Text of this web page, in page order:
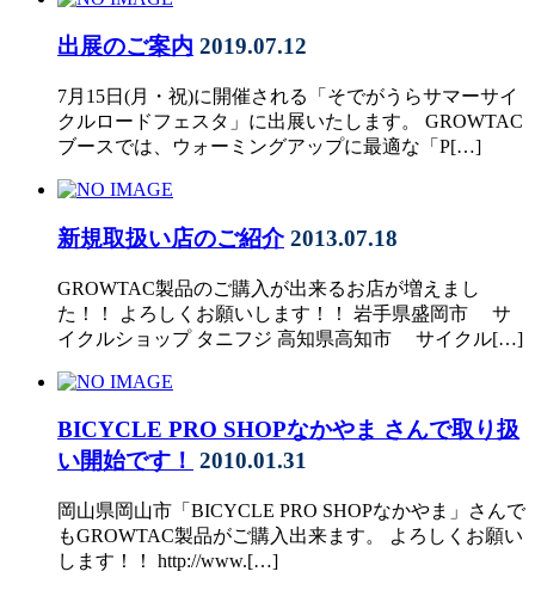
出展のご案内 2019.07.12
7月15日(月・祝)に開催される「そでがうらサマーサイ
クルロードフェスタ」に出展いたします。 GROWTAC
ブースでは、ウォーミングアップに最適な「P[…]
新規取扱い店のご紹介 2013.07.18
GROWTAC製品のご購入が出来るお店が増えまし
た！！ よろしくお願いします！！ 岩手県盛岡市 サ
イクルショップ タニフジ 高知県高知市 サイクル[…]
BICYCLE PRO SHOPなかやま さんで取り扱
い開始です！ 2010.01.31
岡山県岡山市「BICYCLE PRO SHOPなかやま」さんで
もGROWTAC製品がご購入出来ます。 よろしくお願い
します！！ http://www.[…]